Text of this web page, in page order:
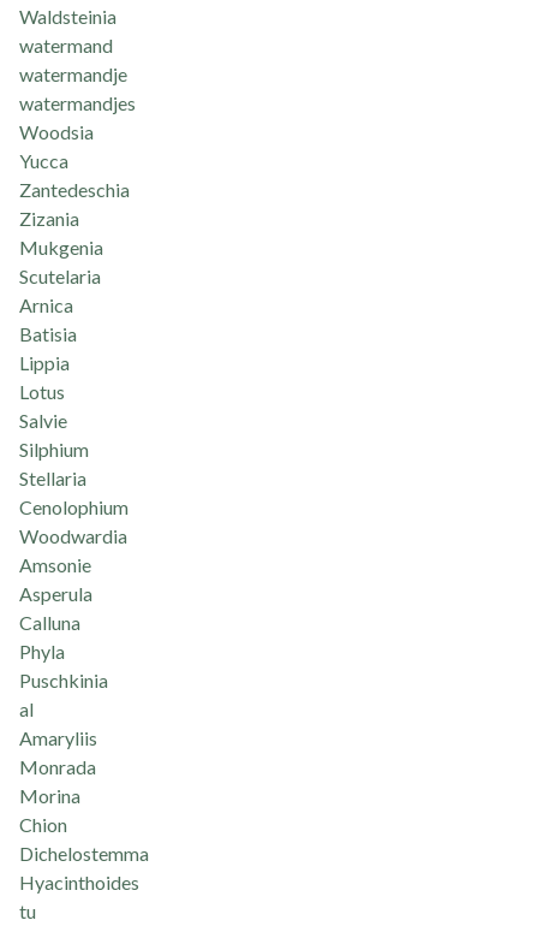
Waldsteinia
watermand
watermandje
watermandjes
Woodsia
Yucca
Zantedeschia
Zizania
Mukgenia
Scutelaria
Arnica
Batisia
Lippia
Lotus
Salvie
Silphium
Stellaria
Cenolophium
Woodwardia
Amsonie
Asperula
Calluna
Phyla
Puschkinia
al
Amaryliis
Monrada
Morina
Chion
Dichelostemma
Hyacinthoides
tu